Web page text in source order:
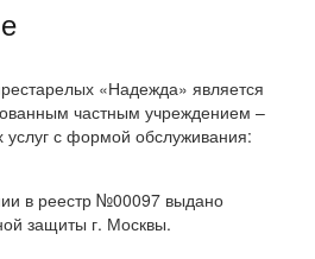
«Надежда» является
частным учреждением –
с формой обслуживания:
в реестр №00097 выдано
защиты г. Москвы.